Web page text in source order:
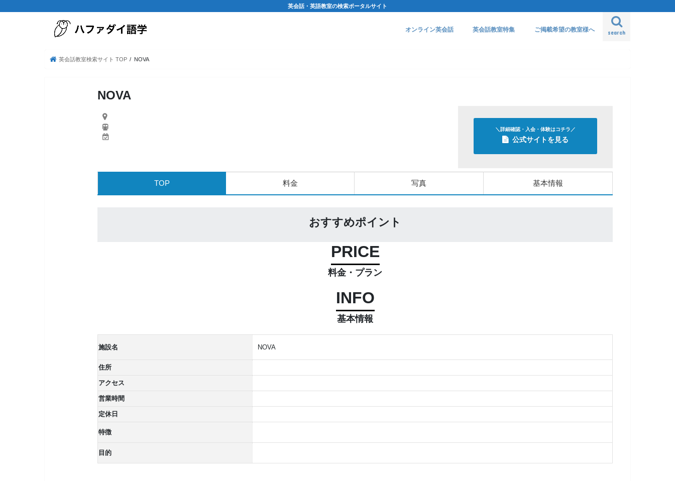
英会話・英語教室の検索ポータルサイト
search
オンライン英会話 英会話教室特集 ご掲載希望の教室様へ
英会話教室検索サイト TOP NOVA
NOVA
＼詳細確認・入会・体験はコチラ／
公式サイトを見る
TOP 料金 写真 基本情報
おすすめポイント
PRICE
料金・プラン
INFO
基本情報
施設名 NOVA
住所
アクセス
営業時間
定休日
特徴
目的